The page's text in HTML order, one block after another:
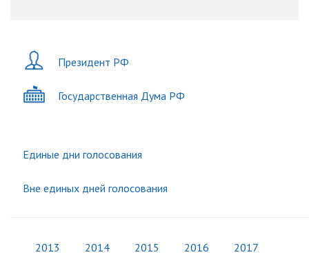
Президент РФ
Государственная Дума РФ
Единые дни голосования
Вне единых дней голосования
2013 2014 2015 2016 2017